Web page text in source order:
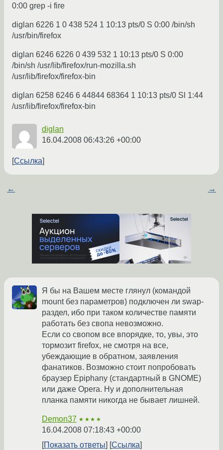
0:00 grep -i fire
diglan 6226 1 0 438 524 1 10:13 pts/0 S 0:00 /bin/sh
/usr/bin/firefox
diglan 6246 6226 0 439 532 1 10:13 pts/0 S 0:00
/bin/sh /usr/lib/firefox/run-mozilla.sh
/usr/lib/firefox/firefox-bin
diglan 6258 6246 6 44844 68364 1 10:13 pts/0 Sl 1:44
/usr/lib/firefox/firefox-bin
diglan
16.04.2008 06:43:26 +00:00
Ссылка
← →
Я бы на Вашем месте глянул (командой
mount без параметров) подключен ли swap-
раздел, ибо при таком количестве памяти
работать без свопа невозможно.
Если со свопом все впорядке, то, увы, это
тормозит firefox, не смотря на все,
убеждающие в обратном, заявления
фанатиков. Возможно стоит попробовать
браузер Epiphany (стандартный в GNOME)
или даже Opera. Ну и дополнительная
планка памяти никогда не бывает лишней.
Demon37 ★★★★
16.04.2008 07:18:43 +00:00
Показать ответы
Ссылка